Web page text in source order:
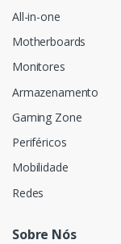
All-in-one
Motherboards
Monitores
Armazenamento
Gaming Zone
Periféricos
Mobilidade
Redes
Sobre Nós